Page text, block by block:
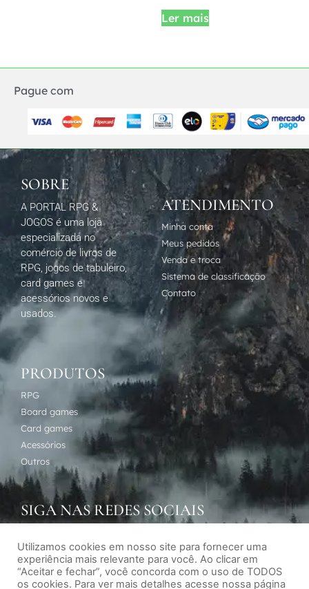
Ler mais
Pague com
SOBRE
A PORTAL RPG &
JOGOS é uma loja
especializada no
comércio de livros de
RPG, jogos de tabuleiro,
card games e
acessórios novos e
usados.
ATENDIMENTO
Minha conta
Meus pedidos
Venda e troca
Sistema de classificação
Contato
PRODUTOS
RPG
Board games
Card games
Acessórios
Outros
SIGA NAS REDES SOCIAIS
Utilizamos cookies em nosso site para fornecer uma
experiência mais relevante para você. Ao clicar em
“Aceitar e fechar”, você concorda com o uso de TODOS
os cookies. Para ver mais detalhes acesse nossa página